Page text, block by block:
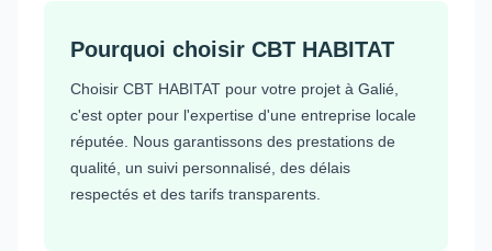
Pourquoi choisir CBT HABITAT
Choisir CBT HABITAT pour votre projet à Galié,
c'est opter pour l'expertise d'une entreprise locale
réputée. Nous garantissons des prestations de
qualité, un suivi personnalisé, des délais
respectés et des tarifs transparents.